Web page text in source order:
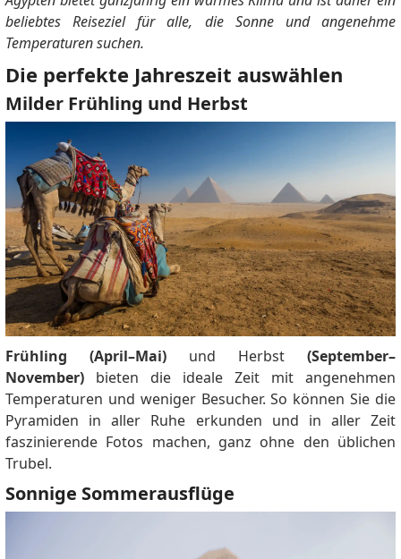
beliebtes Reiseziel für alle, die Sonne und angenehme
Temperaturen suchen.
Die perfekte Jahreszeit auswählen
Milder Frühling und Herbst
Frühling (April–Mai)und Herbst(September–
November)bieten die ideale Zeit mit angenehmen
Temperaturen und weniger Besucher. So können Sie die
Pyramiden in aller Ruhe erkunden und in aller Zeit
faszinierende Fotos machen, ganz ohne den üblichen
Trubel.
Sonnige Sommerausflüge